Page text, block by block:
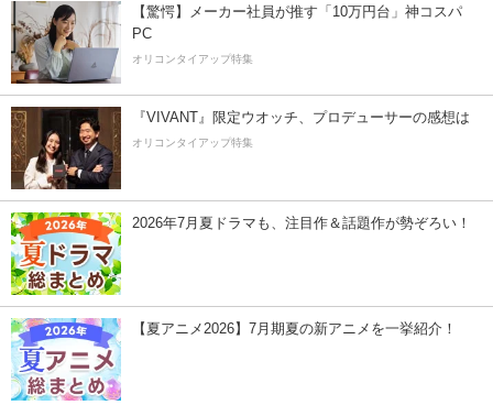
【驚愕】メーカー社員が推す「10万円台」神コスパ
PC
オリコンタイアップ特集
『VIVANT』限定ウオッチ、プロデューサーの感想は
オリコンタイアップ特集
2026年7月夏ドラマも、注目作＆話題作が勢ぞろい！
【夏アニメ2026】7月期夏の新アニメを一挙紹介！